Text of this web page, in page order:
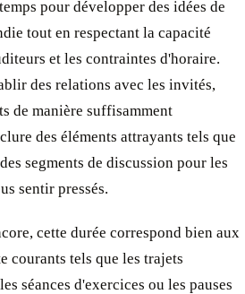
pour développer des idées de
tout en respectant la capacité
et les contraintes d'horaire.
des relations avec les invités,
de manière suffisamment
des éléments attrayants tels que
segments de discussion pour les
sentir pressés.
cette durée correspond bien aux
courants tels que les trajets
séances d'exercices ou les pauses